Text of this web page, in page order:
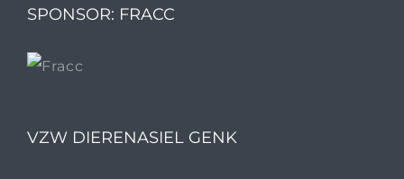
SPONSOR: FRACC
VZW DIERENASIEL GENK